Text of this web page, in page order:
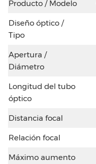
Producto / Modelo
Diseño óptico /
Tipo
Apertura /
Diámetro
Longitud del tubo
óptico
Distancia focal
Relación focal
Máximo aumento